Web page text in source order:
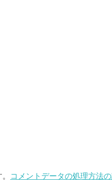
コメントデータの処理方法